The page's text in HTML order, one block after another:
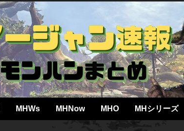
MHWs MHNow MHO MHシリーズ